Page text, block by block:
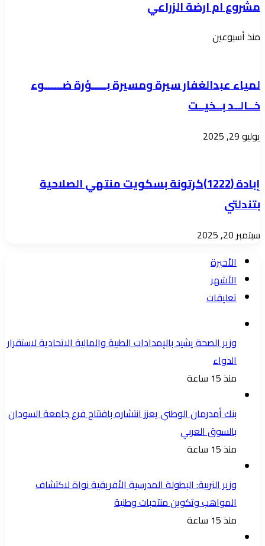
مشروع ام ارضة الزراعي
منذ أسبوعين
لمياء عبدالغفار سيرة ومسيرة بـــــؤرة ضــــــوء
خــالــد بــخيــت
يوليو 29, 2025
إبادة (1222)كرتونة بسكويت منتهي الصلاحية
بتندلتي
سبتمبر 20, 2025
الأخيرة
الأشهر
تعليقات
وزير الصحة يشيد بالإمدادات الطبية والمالية الاتحادية لاستقرار
الدواء
منذ 15 ساعة
بنك أمدرمان الوطني يعزز انتشاره بافتتاح فرع جامعة السودان
بالسوق العربي
منذ 15 ساعة
وزير التربية: البطولة المدرسية الأفريقية نواة لاكتشاف
المواهب وتكوين منتخبات وطنية
منذ 15 ساعة